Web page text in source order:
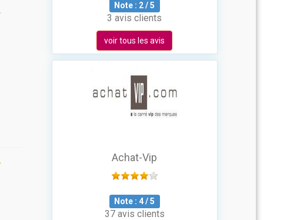
Note : 2/5
3 avis clients
voir tous les avis
Achat-Vip
Note : 4/5
37 avis clients